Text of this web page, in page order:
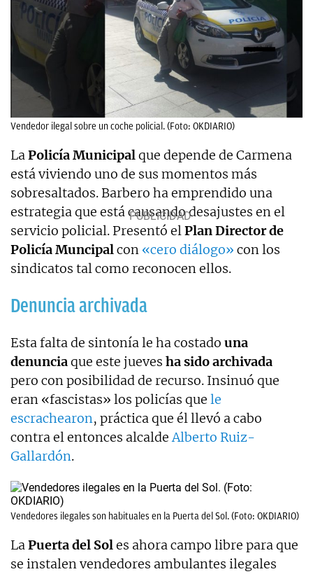
Vendedor ilegal sobre un coche policial. (Foto: OKDIARIO)
LaPolicía Municipalque depende de Carmena
está viviendo uno de sus momentos más
sobresaltados. Barbero ha emprendido una
estrategia que está causando desajustes en el
servicio policial. Presentó elPlan Director de
Policía Muncipalcon «cero diálogo» con los
sindicatos tal como reconocen ellos.
Denuncia archivada
Esta falta de sintonía le ha costado una
denunciaque este jueves ha sido archivada
pero con posibilidad de recurso. Insinuó que
eran «fascistas» los policías que le
escrachearon, práctica que él llevó a cabo
contra el entonces alcaldeAlberto Ruiz-
Gallardón.
Vendedores ilegales son habituales en la Puerta del Sol. (Foto: OKDIARIO)
LaPuerta del Soles ahora campo libre para que
se instalen vendedores ambulantes ilegales